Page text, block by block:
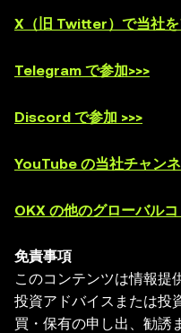
X（旧 Twitter）で当社を
Telegram で参加>>>
Discord で参加 >>>
YouTube の当社チャン
OKX の他のグローバル
免責事項
このコンテンツは情報提
投資アドバイスまたは投
買・保有の申し出、勧誘